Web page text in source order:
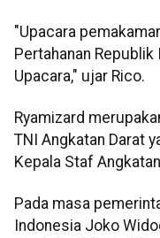
"Upacara
Pertahanan
Upacara," ujar Rico.
Ryamizard
TNI Angkatan Darat
Kepala Staf
Pada masa
Indonesia Joko